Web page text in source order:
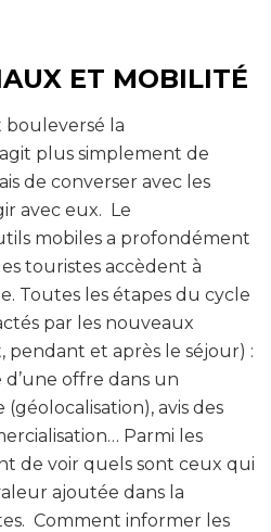
ET MOBILITÉ
bouleversé la
plus simplement de
de converser avec les
avec eux. Le
mobiles a profondément
touristes accèdent à
Toutes les étapes du cycle
par les nouveaux
et après le séjour) :
offre dans un
avis des
Parmi les
de voir quels sont ceux qui
ajoutée dans la
Comment informer les